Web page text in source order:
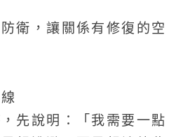
衛，讓關係有修復的空
先說明：「我需要一點